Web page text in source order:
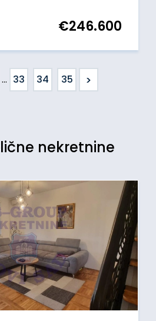
€246.600
... 33 34 35 >
nekretnine